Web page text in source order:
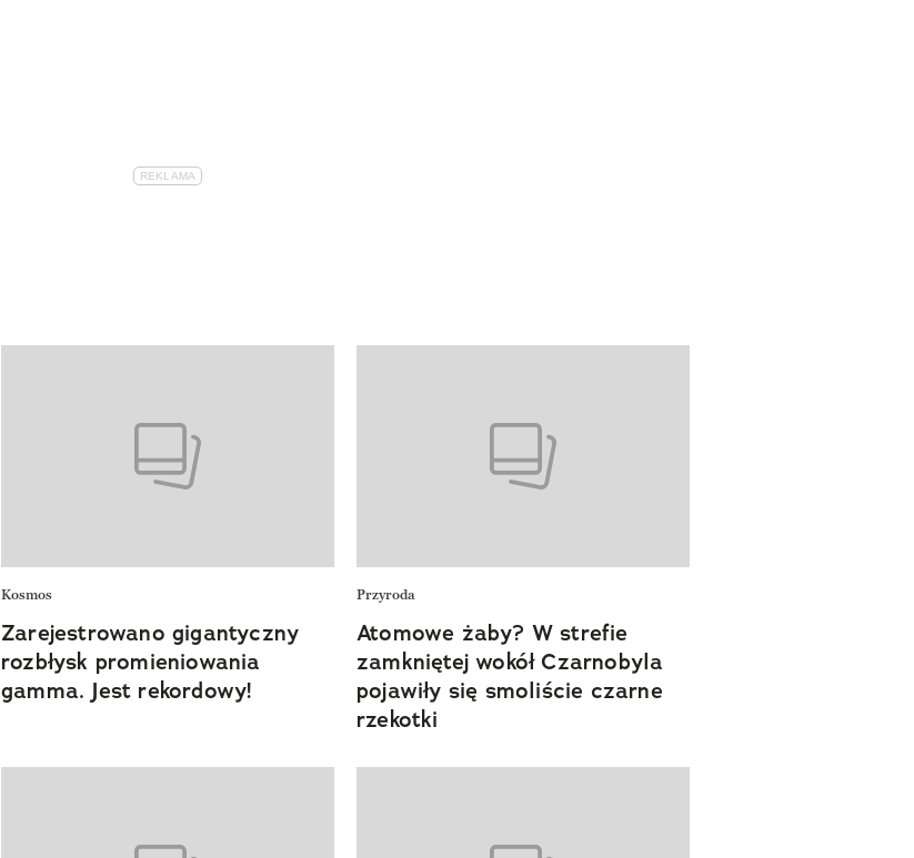
Kosmos
Zarejestrowano gigantyczny
rozbłysk promieniowania
gamma. Jest rekordowy!
Przyroda
Atomowe żaby? W strefie
zamkniętej wokół Czarnobyla
pojawiły się smoliście czarne
rzekotki